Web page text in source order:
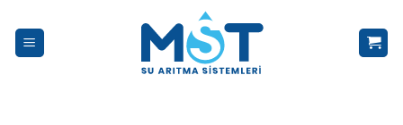
atla